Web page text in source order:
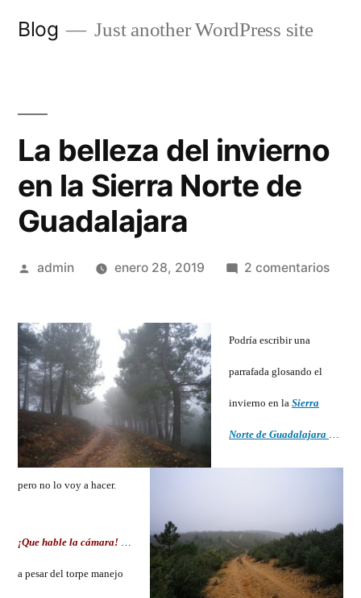
Blog Just another WordPress site
La belleza del invierno
en la Sierra Norte de
Guadalajara
Publicado
admin enero 28, 2019 2 comentariosen
de
Podría escribir una
parrafada glosando el
invierno en laSierra
Norte de Guadalajara …
pero no lo voy a hacer.
¡Que hable la cámara! …
a pesar del torpe manejo